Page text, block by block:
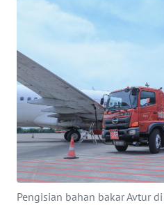
Pengisian bahan bakar Avtur
INDEKS
BERITA
KONTAK
KAMI
INFO
IKLAN